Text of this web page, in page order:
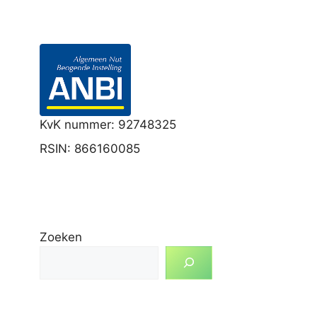
KvK nummer: 92748325
RSIN: 866160085
Zoeken